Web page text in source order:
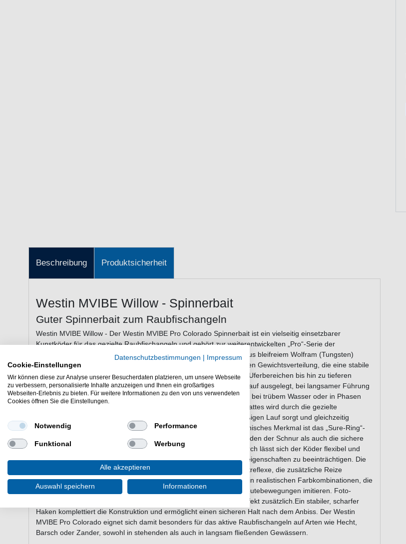
Beschreibung Produktsicherheit
Westin MVIBE Willow - Spinnerbait
Guter Spinnerbait zum Raubfischangeln
Westin MVIBE Willow - Der Westin MVIBE Pro Colorado Spinnerbait ist ein vielseitig einsetzbarer
Kunstköder für das gezielte Raubfischangeln und gehört zur weiterentwickelten „Pro“-Serie der
Monstervibe-Spinnerbaits. Mit einem kompakten Fischkopfdesign aus bleifreiem Wolfram (Tungsten)
kombiniert dieser Köder hohe Materialdichte mit einer ausgewogenen Gewichtsverteilung, die eine stabile
Führung in unterschiedlichen Wassertiefen unterstützt, von flachen Uferbereichen bis hin zu tieferen
Zonen strukturreicher Gewässer. Das Colorado-Blatt ist speziell darauf ausgelegt, bei langsamer Führung
intensive Druckwellen zu erzeugen, was den Spinnerbait besonders bei trübem Wasser oder in Phasen
reduzierter Sicht attraktiv für Raubfische macht. Die Rotation des Blattes wird durch die gezielte
Formgebung des Drahtgestells unterstützt, was für einen gleichmäßigen Lauf sorgt und gleichzeitig
Verwicklungen während des Einholens reduziert. Ein zentrales technisches Merkmal ist das „Sure-Ring“-
Ösensystem. Diese offene Öse ermöglicht sowohl das direkte Anbinden der Schnur als auch die sichere
Verwendung von Snaps und Vorfächern aus Stahl oder Titan. Dadurch lässt sich der Köder flexibel und
schnell an verschiedene Angelsituationen anpassen, ohne die Laufeigenschaften zu beeinträchtigen. Die
Ausstattung mit hochglanzpolierten Colorado-Blättern sorgt für Lichtreflexe, die zusätzliche Reize
aussenden. Ergänzt wird die Wirkung durch fein strukturierte Skirts in realistischen Farbkombinationen, die
bei jeder Bewegung im Wasser pulsieren und dadurch natürliche Beutebewegungen imitieren. Foto-
realistischer Druck sowie handbemalte Details verstärken diesen Effekt zusätzlich.Ein stabiler, scharfer
Haken komplettiert die Konstruktion und ermöglicht einen sicheren Halt nach dem Anbiss. Der Westin
MVIBE Pro Colorado eignet sich damit besonders für das aktive Raubfischangeln auf Arten wie Hecht,
Barsch oder Zander, sowohl in stehenden als auch in langsam fließenden Gewässern.
Datenschutzbestimmungen
Impressum
Cookie-Einstellungen
Wir können diese zur Analyse unserer Besucherdaten platzieren, um unsere Webseite
zu verbessern, personalisierte Inhalte anzuzeigen und Ihnen ein großartiges
Webseiten-Erlebnis zu bieten. Für weitere Informationen zu den von uns verwendeten
Cookies öffnen Sie die Einstellungen.
Notwendig Performance
Funktional Werbung
Alle akzeptieren
Auswahl speichern Informationen